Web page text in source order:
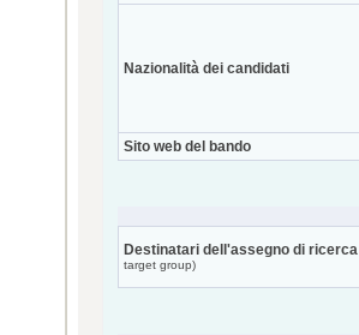
Nazionalità dei candidati
Sito web del bando
Destinatari dell'assegno di ricerca
target group)